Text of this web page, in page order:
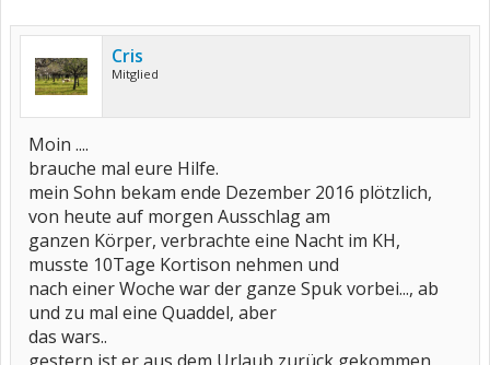
Cris
Mitglied
Moin ....
brauche mal eure Hilfe.
mein Sohn bekam ende Dezember 2016 plötzlich,
von heute auf morgen Ausschlag am
ganzen Körper, verbrachte eine Nacht im KH,
musste 10Tage Kortison nehmen und
nach einer Woche war der ganze Spuk vorbei..., ab
und zu mal eine Quaddel, aber
das wars..